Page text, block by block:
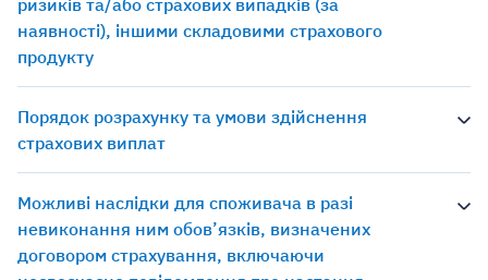
ризиків та/або страхових випадків (за
наявності), іншими складовими страхового
продукту
Порядок розрахунку та умови здійснення
страхових виплат
Можливі наслідки для споживача в разі
невиконання ним обов’язків, визначених
договором страхування, включаючи